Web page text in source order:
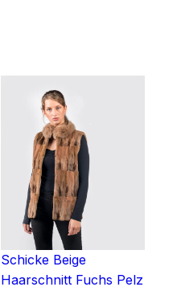
Schicke Beige
Haarschnitt Fuchs Pelz